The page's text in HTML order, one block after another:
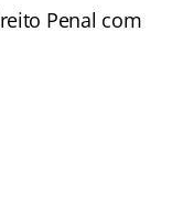
Penal com